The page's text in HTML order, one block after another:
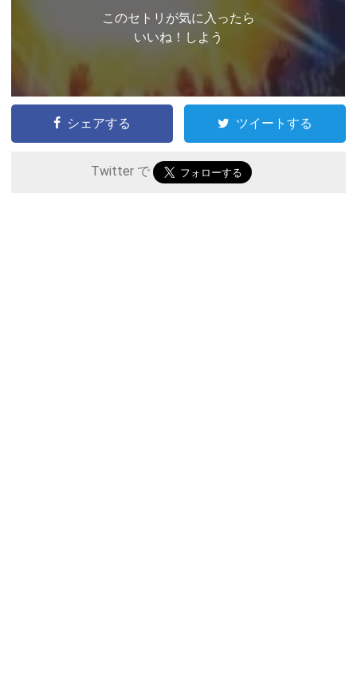
このセトリが気に入ったら
いいね！しよう
シェアする ツイートする
Twitter で